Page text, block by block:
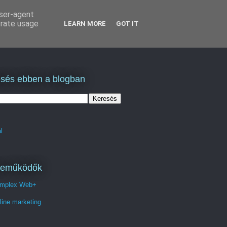
ebben a blogban
Web+
marketing
agent
usage
LEARN MORE GOT IT